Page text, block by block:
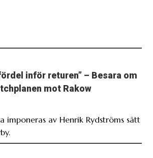
inför returen” – Besara om
mot Rakow
imponeras av Henrik Rydströms sätt